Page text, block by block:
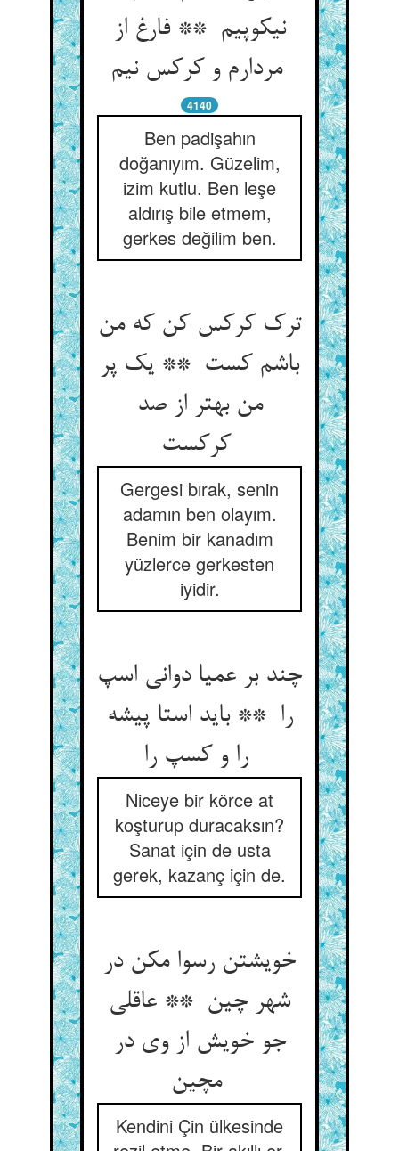
نیکوپیم ** فارغ از
مردارم و کرکس نیم
4140
Ben padişahın
doğanıyım. Güzelim,
izim kutlu. Ben leşe
aldırış bile etmem,
gerkes değilim ben.
ترک کرکس کن که من
باشم کست ** یک پر
من بهتر از صد
Gergesi bırak, senin
adamın ben olayım.
Benim bir kanadım
yüzlerce gerkesten
iyidir.
چند بر عمیا دوانی اسپ
را ** باید استا پیشه
Niceye bir körce at
koşturup duracaksın?
Sanat için de usta
gerek, kazanç için de.
خویشتن رسوا مکن در
شهر چین ** عاقلی
جو خویش از وی در
مچین
Kendini Çin ülkesinde